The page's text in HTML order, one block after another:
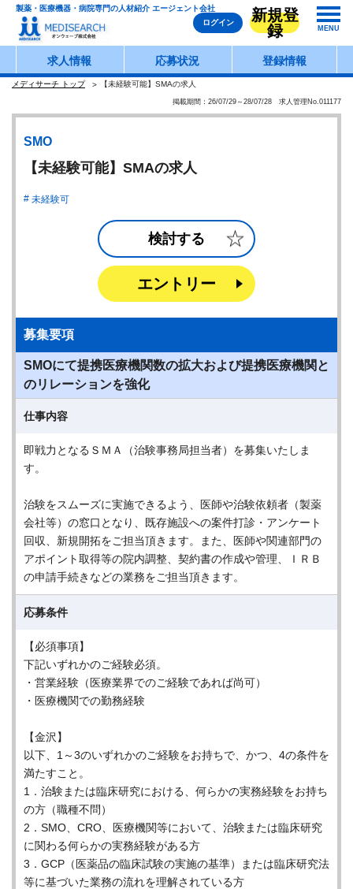
製薬・医療機器・病院専門の人材紹介 エージェント会社
ログイン
新規登
録
MENU
求人情報 応募状況 登録情報
メディサーチ トップ 【未経験可能】SMAの求人
掲載期間：26/07/29～28/07/28 求人管理No.011177
SMO
【未経験可能】SMAの求人
未経験可
検討する
エントリー
募集要項
SMOにて提携医療機関数の拡大および提携医療機関と
のリレーションを強化
仕事内容
即戦力となるＳＭＡ（治験事務局担当者）を募集いたしま
す。
治験をスムーズに実施できるよう、医師や治験依頼者（製薬
会社等）の窓口となり、既存施設への案件打診・アンケート
回収、新規開拓をご担当頂きます。また、医師や関連部門の
アポイント取得等の院内調整、契約書の作成や管理、ＩＲＢ
の申請手続きなどの業務をご担当頂きます。
応募条件
【必須事項】
下記いずれかのご経験必須。
・営業経験（医療業界でのご経験であれば尚可）
・医療機関での勤務経験
【金沢】
以下、1～3のいずれかのご経験をお持ちで、かつ、4の条件を
満たすこと。
1．治験または臨床研究における、何らかの実務経験をお持ち
の方（職種不問）
2．SMO、CRO、医療機関等において、治験または臨床研究
に関わる何らかの実務経験がある方
3．GCP（医薬品の臨床試験の実施の基準）または臨床研究法
等に基づいた業務の流れを理解されている方